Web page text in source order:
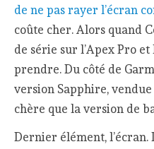
de ne pas rayer l’écran
coûte cher. Alors quand
de série sur l’Apex Pro et
prendre. Du côté de
version Sapphire,
chère que la version de
Dernier élément,